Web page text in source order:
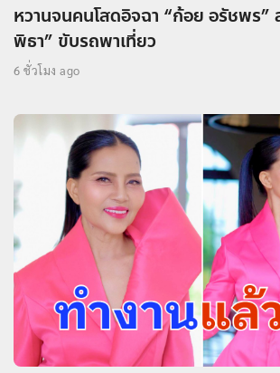
หวานจนคนโสดอิจฉา “ก้อย อรัชพร”
พิธา” ขับรถพาเที่ยว
6 ชั่วโมง ago